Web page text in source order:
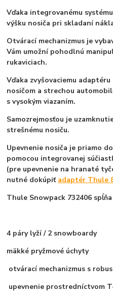
Vďaka integrovanému
výšku nosiča pri skladaní
Otvárací mechanizmus je
Vám umožní pohodlnú
rukaviciach.
Vďaka zvyšovaciemu
nosičom a strechou
s vysokým viazaním.
Samozrejmosťou je
strešnému nosiču.
Upevnenie nosiča je priamo
pomocou integrovanej
(pre upevnenie na hranaté
nutné dokúpiť adaptér Thule
Thule Snowpack 732406
4 páry lyží / 2 snowboardy
mäkké pryžmové úchyty
otvárací mechanizmus s
upevnenie prostredníctvom